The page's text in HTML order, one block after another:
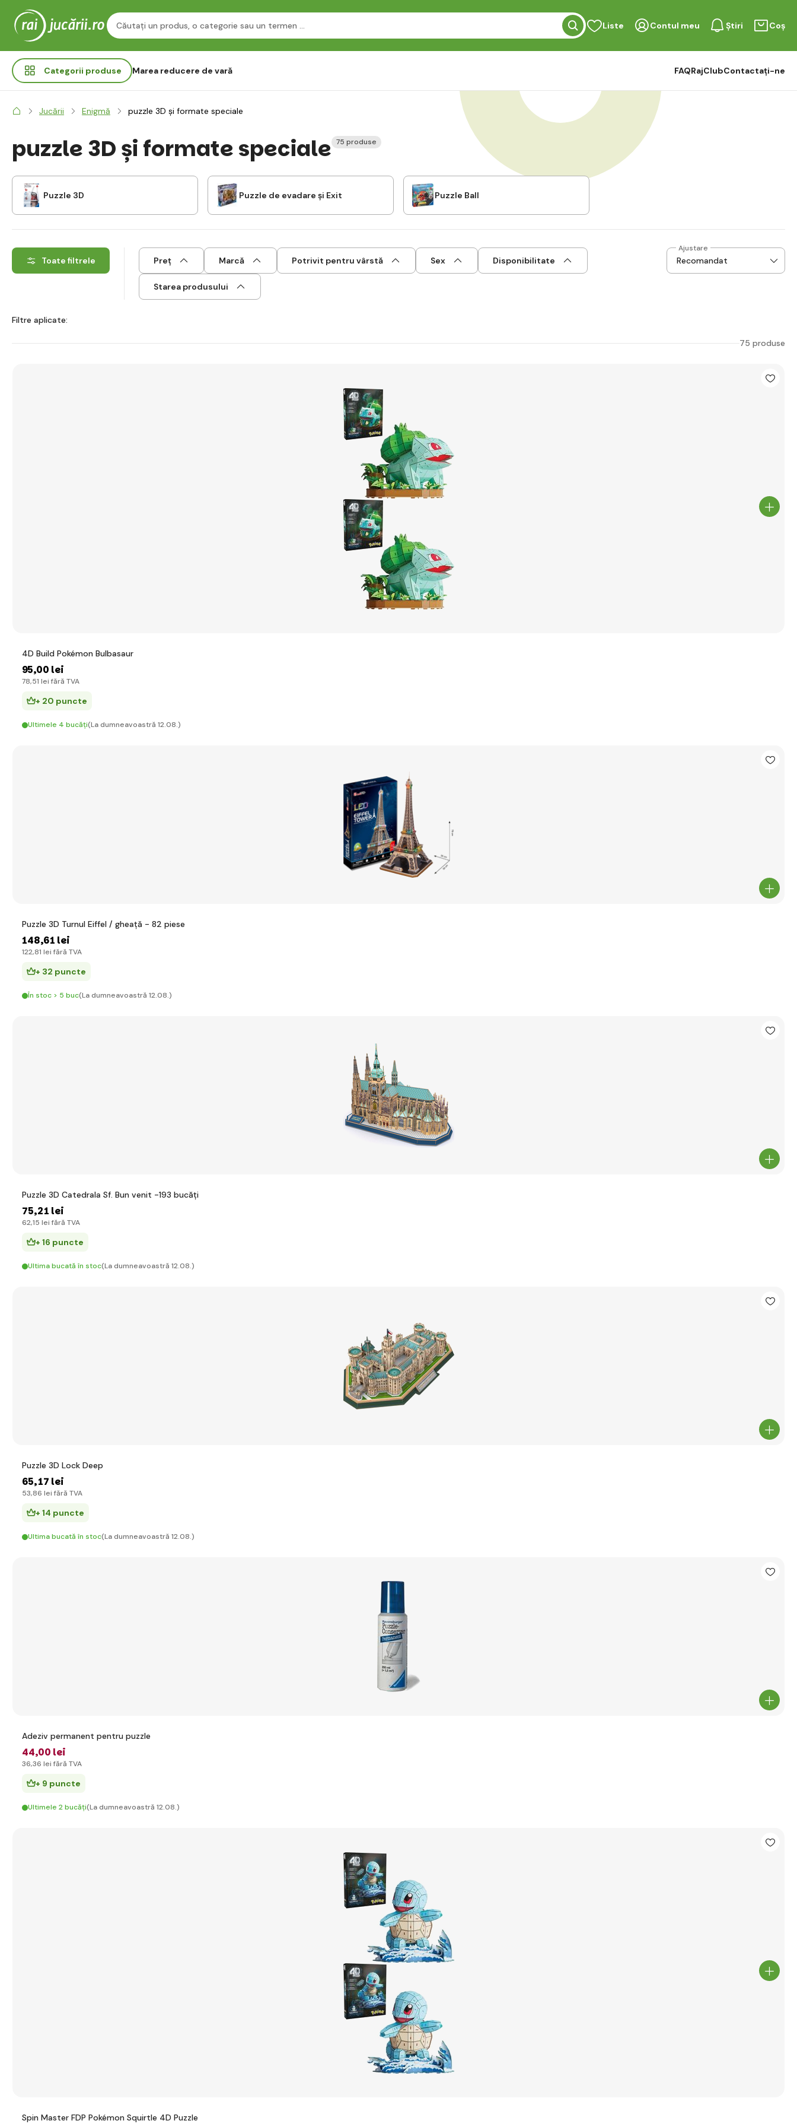
Liste Contul meu Știri Coș
Categorii produse Marea reducere de vară FAQRajClubContactați-ne
Jucării Enigmă puzzle 3D și formate speciale
puzzle 3D și formate speciale 75 produse
Puzzle 3D Puzzle de evadare și Exit Puzzle Ball
Toate filtrele Preț Marcă Potrivit pentru vârstă Sex Disponibilitate
Starea produsului
Ajustare
Filtre aplicate:
75 produse
4D Build Pokémon Bulbasaur
95,00 lei
78,51 lei fără TVA
+ 20 puncte
Ultimele 4 bucăți(La dumneavoastră 12.08.)
Puzzle 3D Turnul Eiffel / gheață - 82 piese
148,61 lei
122,81 lei fără TVA
+ 32 puncte
În stoc > 5 buc(La dumneavoastră 12.08.)
Puzzle 3D Catedrala Sf. Bun venit -193 bucăți
75,21 lei
62,15 lei fără TVA
+ 16 puncte
Ultima bucată în stoc(La dumneavoastră 12.08.)
Puzzle 3D Lock Deep
65,17 lei
53,86 lei fără TVA
+ 14 puncte
Ultima bucată în stoc(La dumneavoastră 12.08.)
Adeziv permanent pentru puzzle
44,00 lei
36,36 lei fără TVA
+ 9 puncte
Ultimele 2 bucăți(La dumneavoastră 12.08.)
Spin Master FDP Pokémon Squirtle 4D Puzzle